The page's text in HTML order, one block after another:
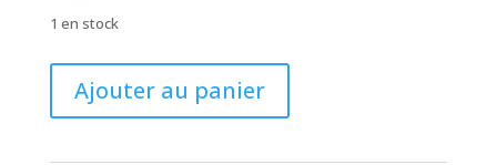
1 en stock
Ajouter au panier